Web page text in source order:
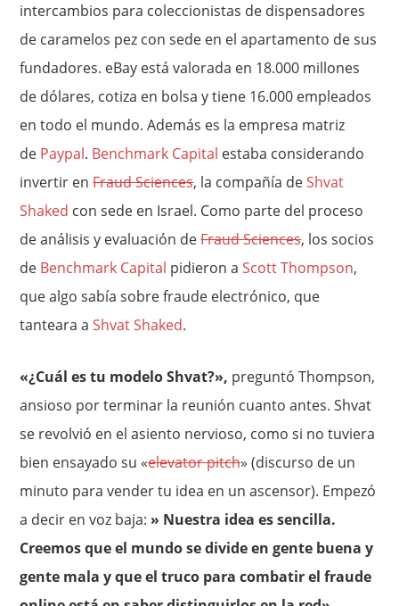
intercambios para coleccionistas de dispensadores
de caramelos pez con sede en el apartamento de sus
fundadores. eBay está valorada en 18.000 millones
de dólares, cotiza en bolsa y tiene 16.000 empleados
en todo el mundo. Además es la empresa matriz
de Paypal. Benchmark Capital estaba considerando
invertir enFraud Sciences, la compañía deShvat
Shaked con sede en Israel. Como parte del proceso
de análisis y evaluación deFraud Sciences, los socios
de Benchmark Capital pidieron aScott Thompson,
que algo sabía sobre fraude electrónico, que
tanteara aShvat Shaked.
«¿Cuál es tu modelo Shvat?», preguntó Thompson,
ansioso por terminar la reunión cuanto antes. Shvat
se revolvió en el asiento nervioso, como si no tuviera
bien ensayado su «elevator pitch» (discurso de un
minuto para vender tu idea en un ascensor). Empezó
a decir en voz baja: » Nuestra idea es sencilla.
Creemos que el mundo se divide en gente buena y
gente mala y que el truco para combatir el fraude